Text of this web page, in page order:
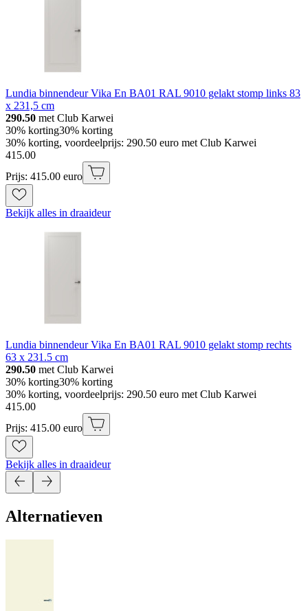
Lundia binnendeur Vika En BA01 RAL 9010 gelakt stomp links 83
x 231,5 cm
290.50 met Club Karwei
30% korting30% korting
30% korting, voordeelprijs: 290.50 euro met Club Karwei
415.00
Prijs: 415.00 euro
Bekijk alles in draaideur
Lundia binnendeur Vika En BA01 RAL 9010 gelakt stomp rechts
63 x 231.5 cm
290.50 met Club Karwei
30% korting30% korting
30% korting, voordeelprijs: 290.50 euro met Club Karwei
415.00
Prijs: 415.00 euro
Bekijk alles in draaideur
Alternatieven